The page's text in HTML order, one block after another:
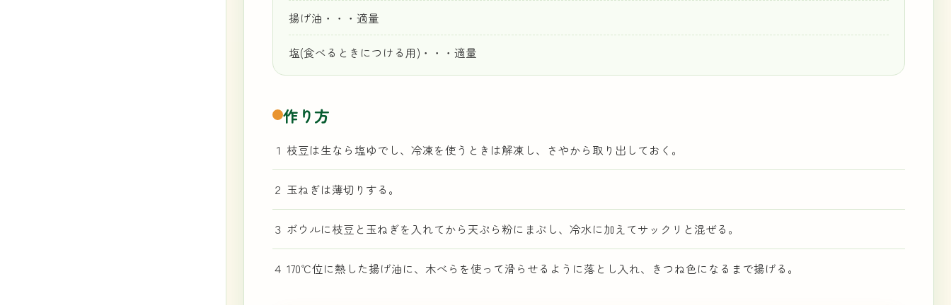
揚げ油・・・適量
塩(食べるときにつける用)・・・適量
作り方
１ 枝豆は生なら塩ゆでし、冷凍を使うときは解凍し、さやから取り出しておく。
２ 玉ねぎは薄切りする。
３ ボウルに枝豆と玉ねぎを入れてから天ぷら粉にまぶし、冷水に加えてサックリと混ぜる。
４ 170℃位に熱した揚げ油に、木べらを使って滑らせるように落とし入れ、きつね色になるまで揚げる。